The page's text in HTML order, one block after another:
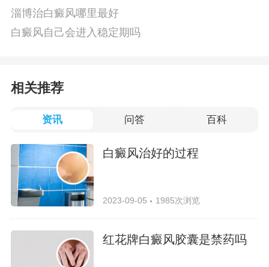
淄博治白癜风哪里最好
白癜风自己会进入稳定期吗
相关推荐
资讯 问答 百科
白癜风治好的过程
2023-09-05 1985次浏览
红花牌白癜风胶囊是禁药吗